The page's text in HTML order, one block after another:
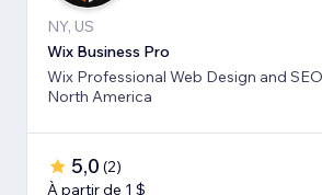
NY, US
Wix Business Pro
Wix Professional Web Design and
North America
5,0 (2)
À partir de 1 $